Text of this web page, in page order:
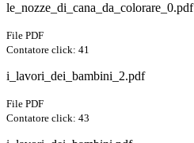
le_nozze_di_cana_da_colorare_0.pdf
File PDF
Contatore click: 41
i_lavori_dei_bambini_2.pdf
File PDF
Contatore click: 43